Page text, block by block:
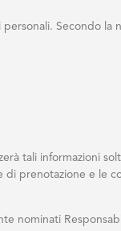
Secondo la
tali informazioni
di prenotazione e le
nominati